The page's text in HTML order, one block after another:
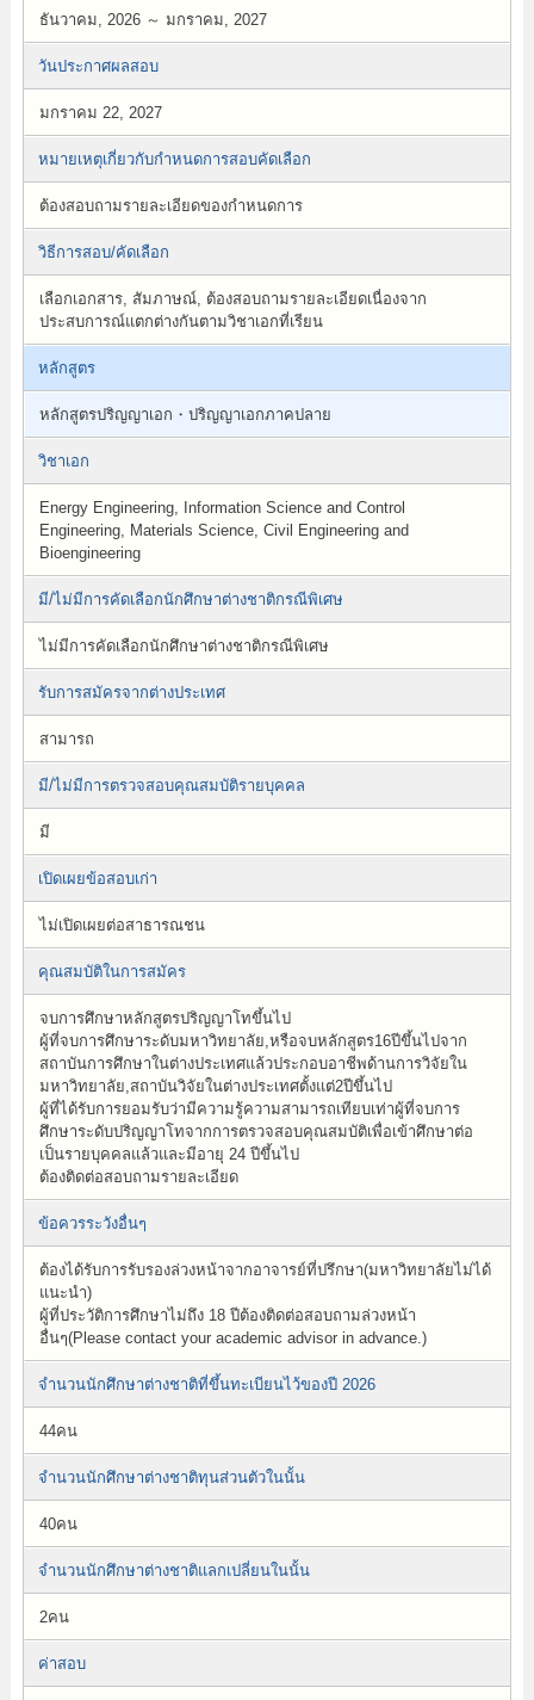
ธันวาคม, 2026 ～ มกราคม, 2027
วันประกาศผลสอบ
มกราคม 22, 2027
หมายเหตุเกี่ยวกับกำหนดการสอบคัดเลือก
ต้องสอบถามรายละเอียดของกำหนดการ
วิธีการสอบ/คัดเลือก
เลือกเอกสาร, สัมภาษณ์, ต้องสอบถามรายละเอียดเนื่องจาก
ประสบการณ์แตกต่างกันตามวิชาเอกที่เรียน
หลักสูตร
หลักสูตรปริญญาเอก・ปริญญาเอกภาคปลาย
วิชาเอก
Energy Engineering, Information Science and Control
Engineering, Materials Science, Civil Engineering and
Bioengineering
มี/ไม่มีการคัดเลือกนักศึกษาต่างชาติกรณีพิเศษ
ไม่มีการคัดเลือกนักศึกษาต่างชาติกรณีพิเศษ
รับการสมัครจากต่างประเทศ
สามารถ
มี/ไม่มีการตรวจสอบคุณสมบัติรายบุคคล
มี
เปิดเผยข้อสอบเก่า
ไม่เปิดเผยต่อสาธารณชน
คุณสมบัติในการสมัคร
จบการศึกษาหลักสูตรปริญญาโทขึ้นไป
ผู้ที่จบการศึกษาระดับมหาวิทยาลัย,หรือจบหลักสูตร16ปีขึ้นไปจาก
สถาบันการศึกษาในต่างประเทศแล้วประกอบอาชีพด้านการวิจัยใน
มหาวิทยาลัย,สถาบันวิจัยในต่างประเทศตั้งแต่2ปีขึ้นไป
ผู้ที่ได้รับการยอมรับว่ามีความรู้ความสามารถเทียบเท่าผู้ที่จบการ
ศึกษาระดับปริญญาโทจากการตรวจสอบคุณสมบัติเพื่อเข้าศึกษาต่อ
เป็นรายบุคคลแล้วและมีอายุ 24 ปีขึ้นไป
ต้องติดต่อสอบถามรายละเอียด
ข้อควรระวังอื่นๆ
ต้องได้รับการรับรองล่วงหน้าจากอาจารย์ที่ปรึกษา(มหาวิทยาลัยไม่ได้
แนะนำ)
ผู้ที่ประวัติการศึกษาไม่ถึง 18 ปีต้องติดต่อสอบถามล่วงหน้า
อื่นๆ(Please contact your academic advisor in advance.)
จำนวนนักศึกษาต่างชาติที่ขึ้นทะเบียนไว้ของปี 2026
44คน
จำนวนนักศึกษาต่างชาติทุนส่วนตัวในนั้น
40คน
จำนวนนักศึกษาต่างชาติแลกเปลี่ยนในนั้น
2คน
ค่าสอบ